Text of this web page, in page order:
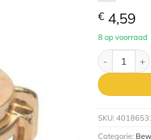
€ 4,59
8 op voorraad
Geka
SKU:
Categorie: